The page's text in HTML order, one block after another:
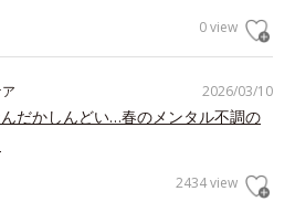
0 view
2026/03/10
だかしんどい…春のメンタル不調の
2434 view